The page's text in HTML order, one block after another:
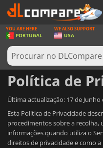
JOGOS
GAME CARDS
SOFTWARE
HARDWARE
NOTÍCIAS
YOU ARE HERE
PORTUGAL
WE ALSO SUPPORT
USA
Política de
Última actualização: 17 de Junho
Esta Política de Privacidade
procedimentos sobre a recolha,
informações quando utiliza o
direitos de privacidade e como